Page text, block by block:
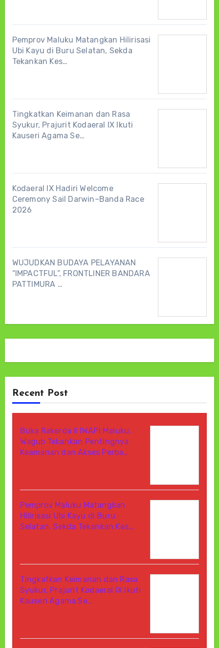
Pemprov Maluku Matangkan Hilirisasi
Ubi Kayu di Buru Selatan, Sekda
Tekankan Kes…
Tingkatkan Keimanan dan Rasa
Syukur, Prajurit Kodaeral IX Ikuti
Kauseri Agama Se…
Kodaeral IX Hadiri Welcome
Ceremony Sail Darwin–Banda Race
2026
WUJUDKAN BUDAYA PELAYANAN
“IMPACTFUL”, FRONTLINER BANDARA
PATTIMURA …
Recent Post
Buka Rakerda II IWAPI Maluku,
Wagub Tekankan Pentingnya
Keamanan dan Akses Perba…
Pemprov Maluku Matangkan
Hilirisasi Ubi Kayu di Buru
Selatan, Sekda Tekankan Kes…
Tingkatkan Keimanan dan Rasa
Syukur, Prajurit Kodaeral IX Ikuti
Kauseri Agama Se…